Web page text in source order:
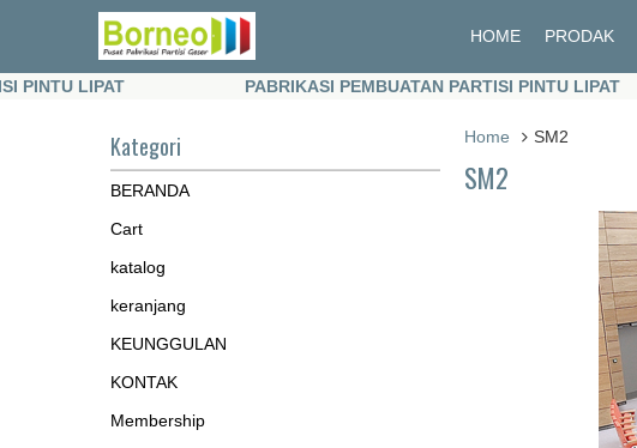
HOME PRODAK
PABRIKASI PEMBUATAN PARTISI PINTU LIPAT
Home
SM2
SM2
Kategori
BERANDA
Cart
katalog
keranjang
KEUNGGULAN
KONTAK
Membership